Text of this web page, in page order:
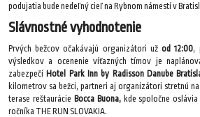
podujatia bude nedeľný cieľ na Rybnom námestí v
Slávnostné vyhodnotenie
Prvých bežcov očakávajú organizátori užod 12:00,
výsledkov a ocenenie víťazných tímov je
zabezpečí Hotel Park Inn by Radisson Danube
kilometrov sa bežci, partneri aj organizátori stretnú
terase reštaurácie Bocca Buona,kde spoločne oslávia
ročníka THE RUN SLOVAKIA.